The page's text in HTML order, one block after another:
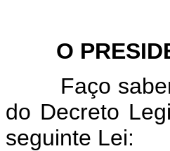
O
Faço saber
do Decreto
seguinte Lei: